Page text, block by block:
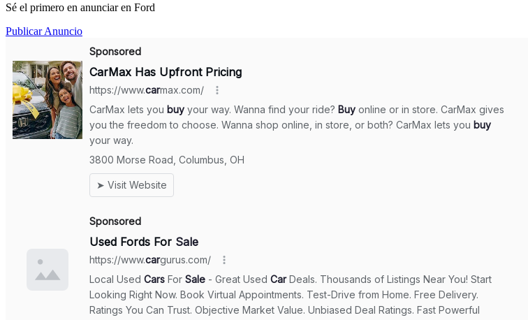
Sé el primero en anunciar en Ford
Publicar Anuncio